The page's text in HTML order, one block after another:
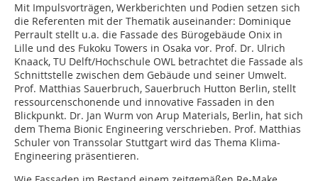
Mit Impulsvorträgen, Werkberichten und Podien setzen sich
die Referenten mit der Thematik auseinander: Dominique
Perrault stellt u.a. die Fassade des Bürogebäude Onix in
Lille und des Fukoku Towers in Osaka vor. Prof. Dr. Ulrich
Knaack, TU Delft/Hochschule OWL betrachtet die Fassade als
Schnittstelle zwischen dem Gebäude und seiner Umwelt.
Prof. Matthias Sauerbruch, Sauerbruch Hutton Berlin, stellt
ressourcenschonende und innovative Fassaden in den
Blickpunkt. Dr. Jan Wurm von Arup Materials, Berlin, hat sich
dem Thema Bionic Engineering verschrieben. Prof. Matthias
Schuler von Transsolar Stuttgart wird das Thema Klima-
Engineering präsentieren.